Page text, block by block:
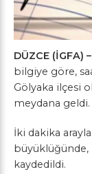
DÜZCE (İGFA) –
bilgiye göre,
Gölyaka ilçesi
meydana geldi.
İki dakika
büyüklüğünde,
kaydedildi.